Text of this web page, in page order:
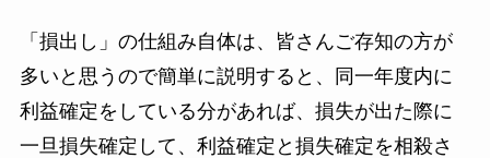
「損出し」の仕組み自体は、皆さんご存知の方が
多いと思うので簡単に説明すると、同一年度内に
利益確定をしている分があれば、損失が出た際に
一旦損失確定して、利益確定と損失確定を相殺さ